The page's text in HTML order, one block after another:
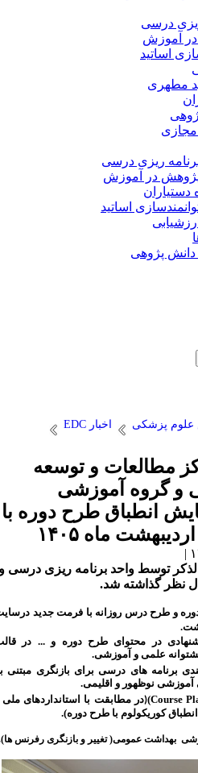
درسی
آموزش
اساتید
مطهری
ریزی درسی
پژوهش در آموزش
دستیاران
اساتید
دانش پژوهی
پزشکی
اخبار EDC
مطالعات و توسعه
و گروه آموزشی
انطباق طرح دوره با
توسط واحد برنامه ریزی درسی و
نظر گذاشته شد.
و طرح درس روزانه با فرمت جدید
در محتوای طرح دوره و ... در
برنامه های درسی برای بازنگری مبتنی
نوظهور و اقلیمی.
(Course
)در مطابقت با استانداردهای ملی
کوریکولوم با طرح دوره).
بهداشت عمومی( تغییر و بازنگری رفرنس ها).